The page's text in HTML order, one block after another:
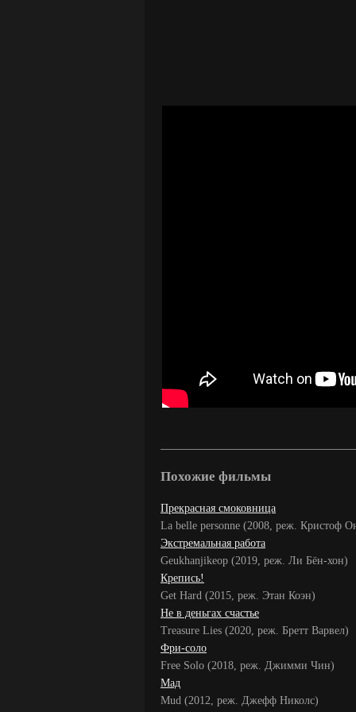
Похожие фильмы
Прекрасная смоковница
La belle personne (2008, реж. Кристоф
Экстремальная работа
Geukhanjikeop (2019, реж. Ли Бён-хон)
Крепись!
Get Hard (2015, реж. Этан Коэн)
Не в деньгах счастье
Treasure Lies (2020, реж. Бретт Варвел)
Фри-соло
Free Solo (2018, реж. Джимми Чин)
Мад
Mud (2012, реж. Джефф Николс)